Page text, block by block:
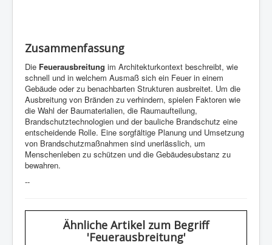
Zusammenfassung
Die Feuerausbreitung im Architekturkontext beschreibt, wie
schnell und in welchem Ausmaß sich ein Feuer in einem
Gebäude oder zu benachbarten Strukturen ausbreitet. Um die
Ausbreitung von Bränden zu verhindern, spielen Faktoren wie
die Wahl der Baumaterialien, die Raumaufteilung,
Brandschutztechnologien und der bauliche Brandschutz eine
entscheidende Rolle. Eine sorgfältige Planung und Umsetzung
von Brandschutzmaßnahmen sind unerlässlich, um
Menschenleben zu schützen und die Gebäudesubstanz zu
bewahren.
--
Ähnliche Artikel zum Begriff
'Feuerausbreitung'